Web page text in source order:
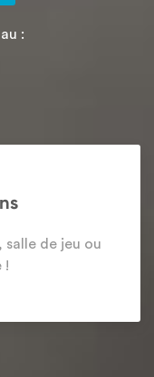
:
salle de jeu ou
!